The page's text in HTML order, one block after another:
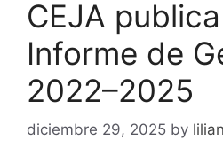
CEJA
Informe de
2022–2025
diciembre 29, 2025 by